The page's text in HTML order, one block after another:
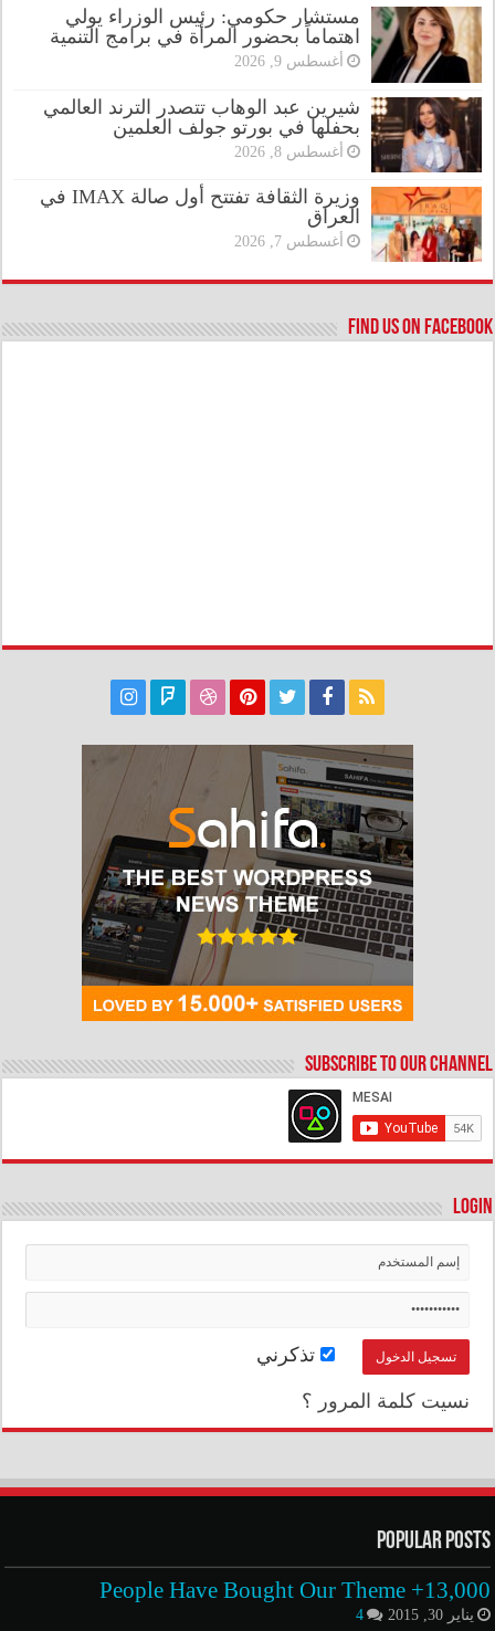
مستشار حكومي: رئيس الوزراء يولي
اهتماماً بحضور المرأة في برامج التنمية
أغسطس 9, 2026
شيرين عبد الوهاب تتصدر الترند العالمي
بحفلها في بورتو جولف العلمين
أغسطس 8, 2026
وزيرة الثقافة تفتتح أول صالة IMAX في
العراق
أغسطس 7, 2026
Find us on Facebook
Subscribe to our Channel
Login
تذكرني
نسيت كلمة المرور ؟
Popular Posts
13,000+ People Have Bought Our Theme
يناير 30, 2015 4